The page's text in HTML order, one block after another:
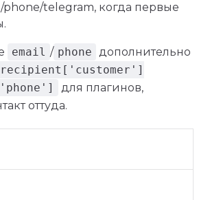
phone/telegram, когда первые
email / phone дополнительно
recipient['customer']
для плагинов,
оттуда.